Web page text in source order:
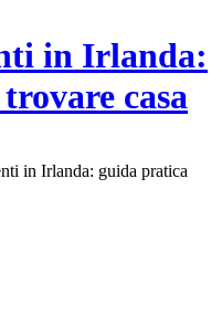
in Irlanda:
casa
in Irlanda: guida pratica